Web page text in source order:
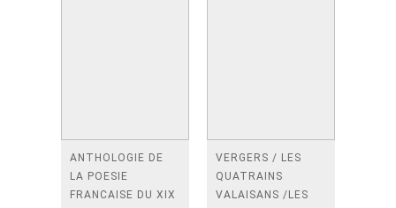
ANTHOLOGIE DE
LA POESIE
FRANCAISE DU XIX
VERGERS / LES
QUATRAINS
VALAISANS /LES